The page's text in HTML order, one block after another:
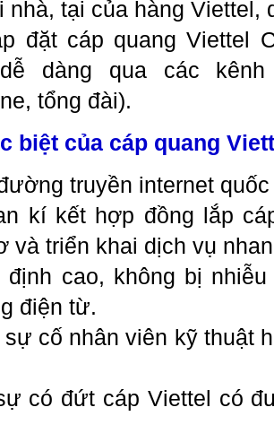
nhà, tại của hàng Viettel,
đặt cáp quang Viettel
dàng qua các
tổng đài).
biệt của cáp quang
truyền internet
kí kết hợp đồng lắp
và triển khai dịch vụ
định cao, không bị
điện từ.
sự cố nhân viên kỹ thuật
có đứt cáp Viettel có